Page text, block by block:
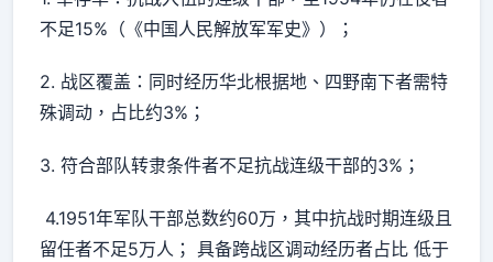
不足15%（《中国人民解放军军史》）；
2. 战区覆盖：同时经历华北根据地、四野南下者需特
殊调动，占比约3%；
3. 符合部队转隶条件者不足抗战连级干部的3%；
4.1951年军队干部总数约60万，其中抗战时期连级且
留任者不足5万人； 具备跨战区调动经历者占比 低于